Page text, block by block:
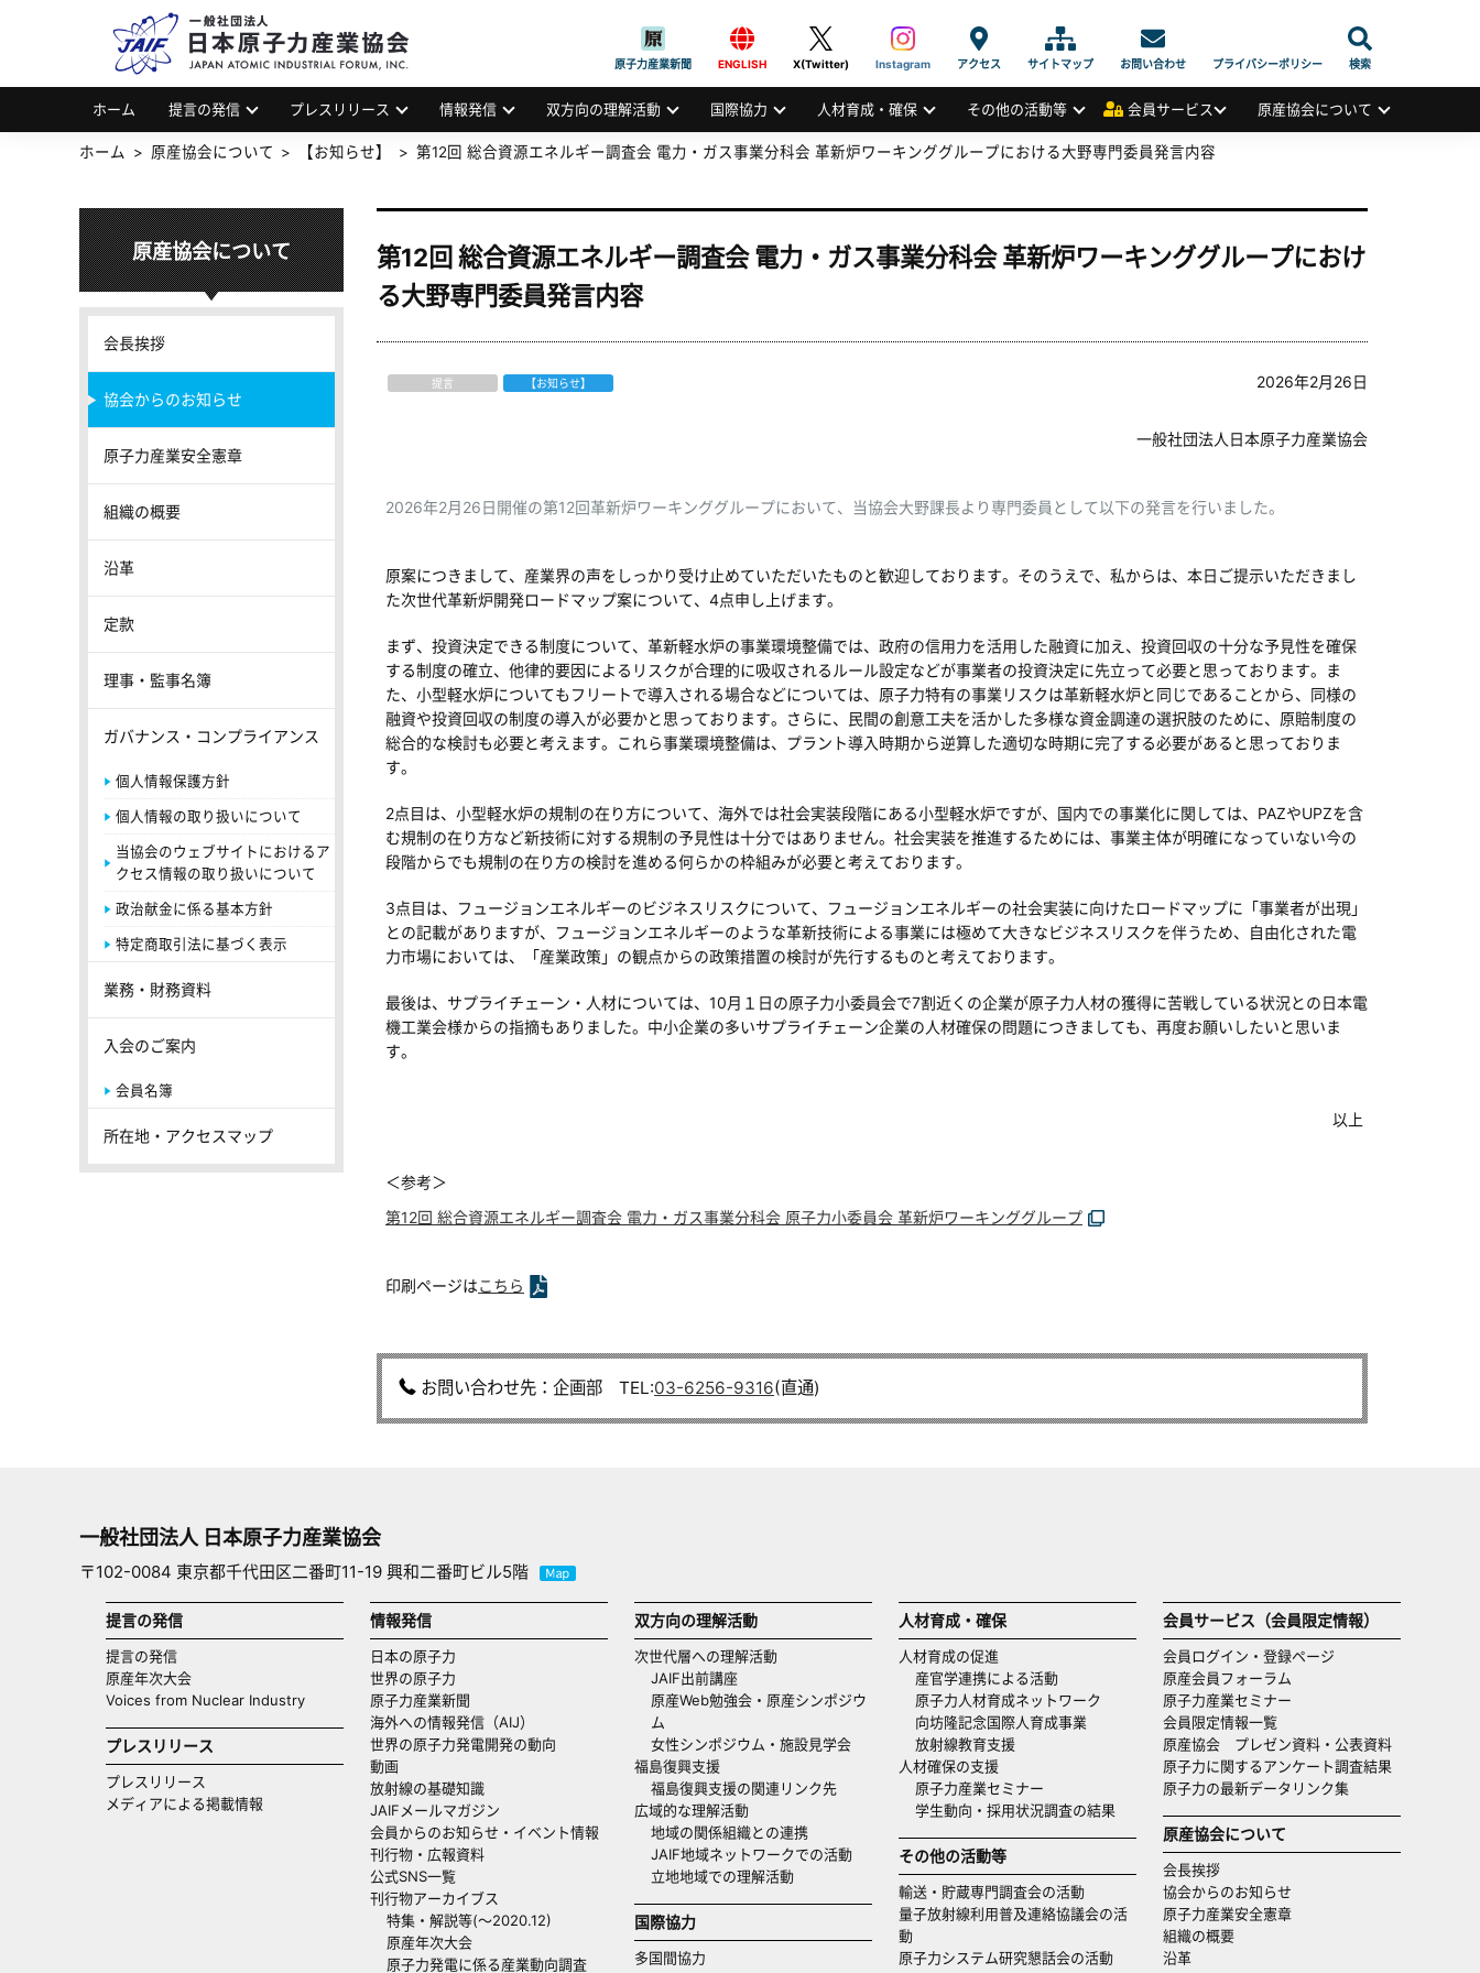
JAPAN ATOMIC INDUSTRIAL FORUM, INC.
原子力産業新聞 ENGLISH X(Twitter) Instagram アクセス サイトマップ お問い合わせ プライバシーポリシー 検索
ホーム 提言の発信 プレスリリース 情報発信 双方向の理解活動 国際協力 人材育成・確保 その他の活動等 会員サービス 原産協会について
ホーム 原産協会について 【お知らせ】 第12回 総合資源エネルギー調査会 電力・ガス事業分科会 革新炉ワーキンググループにおける大野専門委員発言内容
第12回 総合資源エネルギー調査会 電力・ガス事業分科会 革新炉ワーキンググループにおけ
る大野専門委員発言内容
提言 【お知らせ】 2026年2月26日
一般社団法人日本原子力産業協会
2026年2月26日開催の第12回革新炉ワーキンググループにおいて、当協会大野課長より専門委員として以下の発言を行いました。
原案につきまして、産業界の声をしっかり受け止めていただいたものと歓迎しております。そのうえで、私からは、本日ご提示いただきまし
た次世代革新炉開発ロードマップ案について、4点申し上げます。
まず、投資決定できる制度について、革新軽水炉の事業環境整備では、政府の信用力を活用した融資に加え、投資回収の十分な予見性を確保
する制度の確立、他律的要因によるリスクが合理的に吸収されるルール設定などが事業者の投資決定に先立って必要と思っております。ま
た、小型軽水炉についてもフリートで導入される場合などについては、原子力特有の事業リスクは革新軽水炉と同じであることから、同様の
融資や投資回収の制度の導入が必要かと思っております。さらに、民間の創意工夫を活かした多様な資金調達の選択肢のために、原賠制度の
総合的な検討も必要と考えます。これら事業環境整備は、プラント導入時期から逆算した適切な時期に完了する必要があると思っておりま
す。
2点目は、小型軽水炉の規制の在り方について、海外では社会実装段階にある小型軽水炉ですが、国内での事業化に関しては、PAZやUPZを含
む規制の在り方など新技術に対する規制の予見性は十分ではありません。社会実装を推進するためには、事業主体が明確になっていない今の
段階からでも規制の在り方の検討を進める何らかの枠組みが必要と考えております。
3点目は、フュージョンエネルギーのビジネスリスクについて、フュージョンエネルギーの社会実装に向けたロードマップに「事業者が出現」
との記載がありますが、フュージョンエネルギーのような革新技術による事業には極めて大きなビジネスリスクを伴うため、自由化された電
力市場においては、「産業政策」の観点からの政策措置の検討が先行するものと考えております。
最後は、サプライチェーン・人材については、10月１日の原子力小委員会で7割近くの企業が原子力人材の獲得に苦戦している状況との日本電
機工業会様からの指摘もありました。中小企業の多いサプライチェーン企業の人材確保の問題につきましても、再度お願いしたいと思いま
す。
以上
＜参考＞
第12回 総合資源エネルギー調査会 電力・ガス事業分科会 原子力小委員会 革新炉ワーキンググループ
印刷ページはこちら
お問い合わせ先：企画部 TEL:03-6256-9316(直通)
原産協会について
会長挨拶
協会からのお知らせ
原子力産業安全憲章
組織の概要
沿革
定款
理事・監事名簿
ガバナンス・コンプライアンス
個人情報保護方針
個人情報の取り扱いについて
当協会のウェブサイトにおけるア
クセス情報の取り扱いについて
政治献金に係る基本方針
特定商取引法に基づく表示
業務・財務資料
入会のご案内
会員名簿
所在地・アクセスマップ
一般社団法人 日本原子力産業協会
〒102-0084 東京都千代田区二番町11-19 興和二番町ビル5階
提言の発信
提言の発信
原産年次大会
Voices from Nuclear Industry
プレスリリース
プレスリリース
メディアによる掲載情報
情報発信
日本の原子力
世界の原子力
原子力産業新聞
海外への情報発信（AIJ）
世界の原子力発電開発の動向
動画
放射線の基礎知識
JAIFメールマガジン
会員からのお知らせ・イベント情報
刊行物・広報資料
公式SNS一覧
刊行物アーカイブス
特集・解説等(～2020.12)
原産年次大会
原子力発電に係る産業動向調査
双方向の理解活動
次世代層への理解活動
JAIF出前講座
原産Web勉強会・原産シンポジウ
ム
女性シンポジウム・施設見学会
福島復興支援
福島復興支援の関連リンク先
広域的な理解活動
地域の関係組織との連携
JAIF地域ネットワークでの活動
立地地域での理解活動
国際協力
多国間協力
人材育成・確保
人材育成の促進
産官学連携による活動
原子力人材育成ネットワーク
向坊隆記念国際人育成事業
放射線教育支援
人材確保の支援
原子力産業セミナー
学生動向・採用状況調査の結果
その他の活動等
輸送・貯蔵専門調査会の活動
量子放射線利用普及連絡協議会の活
動
原子力システム研究懇話会の活動
会員サービス（会員限定情報）
会員ログイン・登録ページ
原産会員フォーラム
原子力産業セミナー
会員限定情報一覧
原産協会 プレゼン資料・公表資料
原子力に関するアンケート調査結果
原子力の最新データリンク集
原産協会について
会長挨拶
協会からのお知らせ
原子力産業安全憲章
組織の概要
沿革